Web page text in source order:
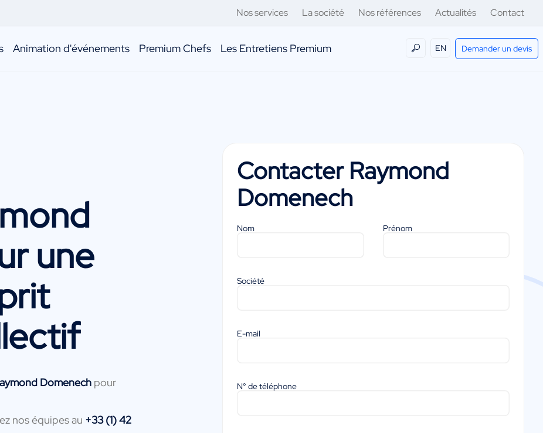
Nos services La société Nos références Actualités Contact
Animation d'événements Premium Chefs Les Entretiens Premium EN Demander un devis
une
Domenech pour
nos équipes au +33 (1) 42
Contacter Raymond
Domenech
Nom Prénom
Société
E-mail
N° de téléphone